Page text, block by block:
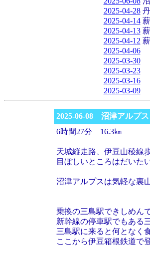
2025-04-28
2025-04-14薪
2025-04-13薪
2025-04-12
2025-04-06
2025-03-30
2025-03-23
2025-03-16
2025-03-09
2025-06-08 沼津アルプス
6時間27分 16.3㎞
天城縦走路、伊豆山稜線
目ぼしいところはだいた
沼津アルプスは気軽な裏
乗換の三島駅できしめん
新幹線の停車駅でもある
三島駅に来ると何となく
ここから伊豆箱根鉄道で